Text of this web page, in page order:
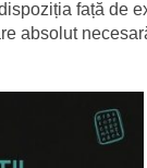
față de
absolut